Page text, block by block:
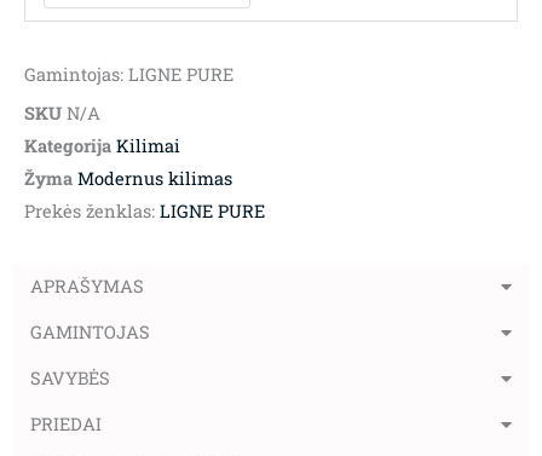
Gamintojas: LIGNE PURE
SKU N/A
Kategorija Kilimai
Žyma Modernus kilimas
Prekės ženklas: LIGNE PURE
APRAŠYMAS
GAMINTOJAS
SAVYBĖS
PRIEDAI